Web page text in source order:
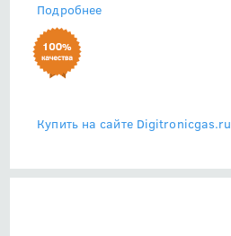
Подробнее
Купить на сайте Digitronicgas.ru